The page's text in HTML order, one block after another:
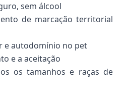
sem álcool
de marcação territorial
e autodomínio no pet
e a aceitação
os tamanhos e raças de